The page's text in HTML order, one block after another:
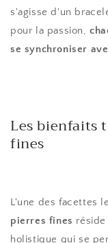
s'agisse d'un
pour la passion,
se synchroniser
Les bienfaits
fines
L'une des facettes
pierres fines
holistique qui se